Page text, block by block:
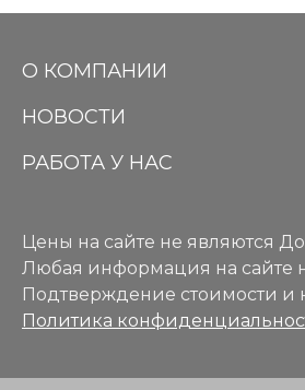
О КОМПАНИИ
НОВОСТИ
РАБОТА У НАС
Цены на сайте не являются
Любая информация на сайте
Подтверждение стоимости и
Политика